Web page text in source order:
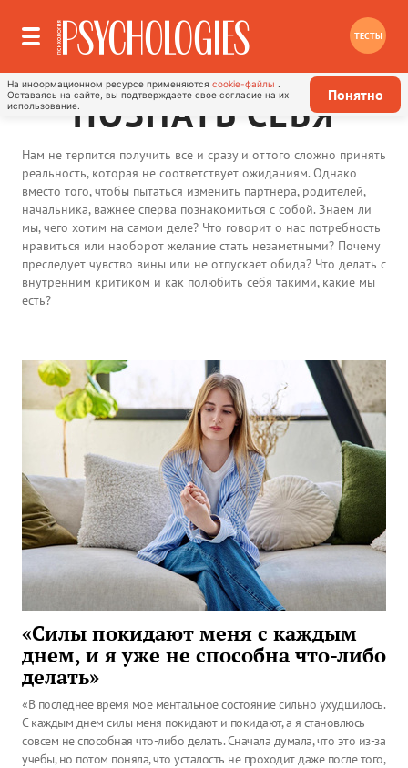
ТЕСТЫ
На информационном ресурсе применяются cookie-файлы
Оставаясь на сайте, вы подтверждаете свое согласие на их
использование.
Понятно
ПОЗНАТЬ СЕБЯ
Нам не терпится получить все и сразу и оттого сложно принять
реальность, которая не соответствует ожиданиям. Однако
вместо того, чтобы пытаться изменить партнера, родителей,
начальника, важнее сперва познакомиться с собой. Знаем ли
мы, чего хотим на самом деле? Что говорит о нас потребность
нравиться или наоборот желание стать незаметными? Почему
преследует чувство вины или не отпускает обида? Что делать с
внутренним критиком и как полюбить себя такими, какие мы
есть?
«Силы покидают меня с каждым
днем, и я уже не способна что-либо
делать»
«В последнее время мое ментальное состояние сильно ухудшилось.
С каждым днем силы меня покидают и покидают, а я становлюсь
совсем не способная что-либо делать. Сначала думала, что это из-за
учебы, но потом поняла, что усталость не проходит даже после того,